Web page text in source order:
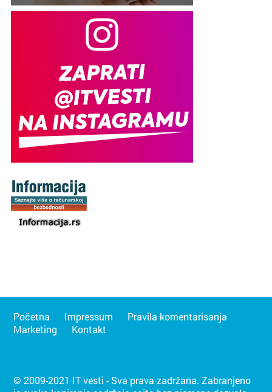
Početna Impressum
Pravila komentarisanja
Marketing
Kontakt
© 2009-2021 IT vesti - Sva prava zadržana. Zabranjeno